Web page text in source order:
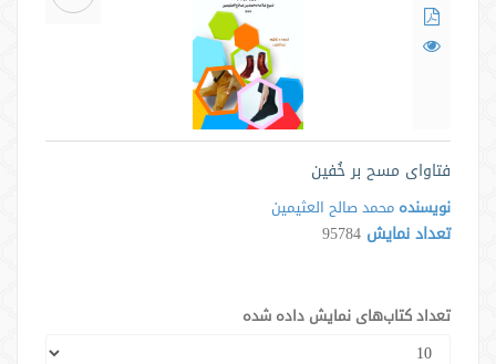
فتاوای مسح بر خُفین
نویسنده محمد صالح العثیمین
تعداد نمایش 95784
تعداد کتاب‌های نمایش داده شده